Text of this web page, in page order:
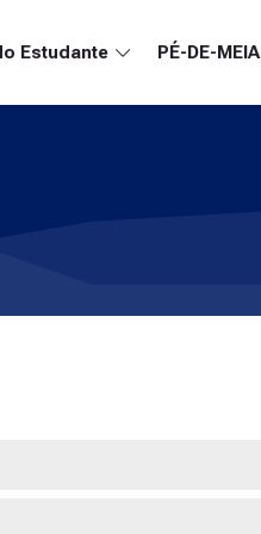
Estudante PÉ-DE-MEIA